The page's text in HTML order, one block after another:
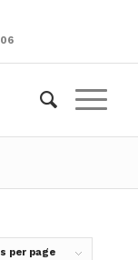
per page